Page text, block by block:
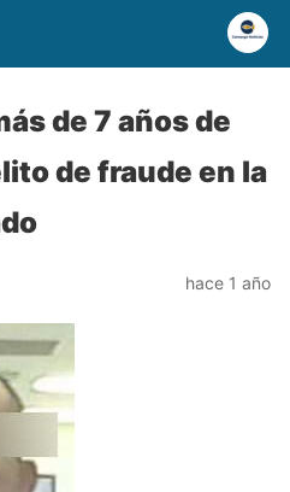
de 7 años de
de fraude en la
hace 1 año